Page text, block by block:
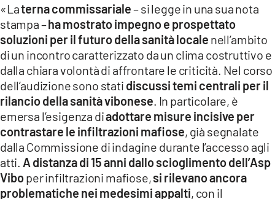
«Laterna commissariale– si legge in una sua nota
stampa –ha mostrato impegno e prospettato
soluzioni per il futuro della sanità locale nell’ambito
di un incontro caratterizzato da un clima costruttivo e
dalla chiara volontà di affrontare le criticità. Nel corso
dell’audizione sono stati discussi temi centrali per il
rilancio della sanità vibonese . In particolare, è
emersa l’esigenza diadottare misure incisive per
contrastare le infiltrazioni mafiose, già segnalate
dalla Commissione di indagine durante l’accesso agli
atti. A distanza di 15 anni dallo scioglimento dell’Asp
Viboper infiltrazioni mafiose,si rilevano ancora
problematiche nei medesimi appalti, con il